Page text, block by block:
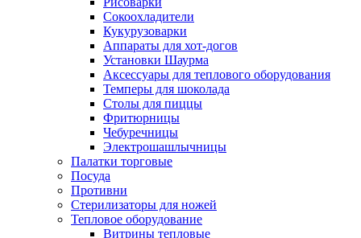
Сокоохладители
Кукурузоварки
Аппараты для хот-догов
Установки Шаурма
Аксессуары для теплового оборудования
Темперы для шоколада
Столы для пиццы
Фритюрницы
Чебуречницы
Электрошашлычницы
Палатки торговые
Посуда
Противни
Стерилизаторы для ножей
Тепловое оборудование
Витрины тепловые